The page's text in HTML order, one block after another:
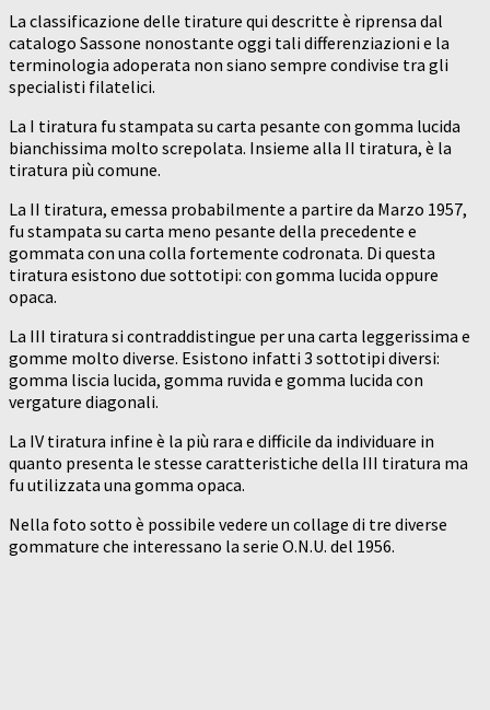
La classificazione delle tirature qui descritte è riprensa dal
catalogo Sassone nonostante oggi tali differenziazioni e la
terminologia adoperata non siano sempre condivise tra gli
specialisti filatelici.
La I tiratura fu stampata su carta pesante con gomma lucida
bianchissima molto screpolata. Insieme alla II tiratura, è la
tiratura più comune.
La II tiratura, emessa probabilmente a partire da Marzo 1957,
fu stampata su carta meno pesante della precedente e
gommata con una colla fortemente codronata. Di questa
tiratura esistono due sottotipi: con gomma lucida oppure
opaca.
La III tiratura si contraddistingue per una carta leggerissima e
gomme molto diverse. Esistono infatti 3 sottotipi diversi:
gomma liscia lucida, gomma ruvida e gomma lucida con
vergature diagonali.
La IV tiratura infine è la più rara e difficile da individuare in
quanto presenta le stesse caratteristiche della III tiratura ma
fu utilizzata una gomma opaca.
Nella foto sotto è possibile vedere un collage di tre diverse
gommature che interessano la serie O.N.U. del 1956.